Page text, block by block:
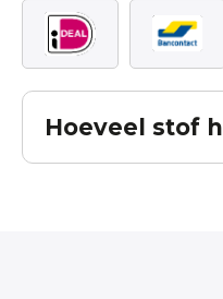
Hoeveel stof